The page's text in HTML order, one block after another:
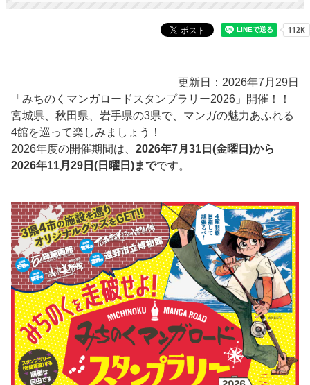
更新日：2026年7月29日
「みちのくマンガロードスタンプラリー2026」開催！！
宮城県、秋田県、岩手県の3県で、マンガの魅力あふれる
4館を巡って楽しみましょう！
2026年度の開催期間は、 2026年7月31日(金曜日)から
2026年11月29日(日曜日)までです。